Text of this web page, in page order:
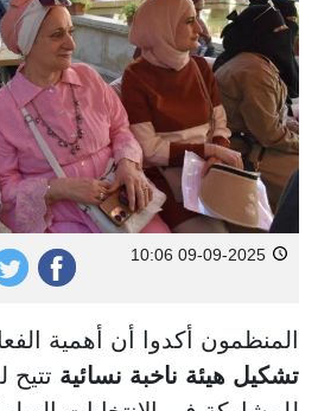
المنظمون أكدوا أن أهمية
تشكيل هيئة ناخبة نسائية تتيح